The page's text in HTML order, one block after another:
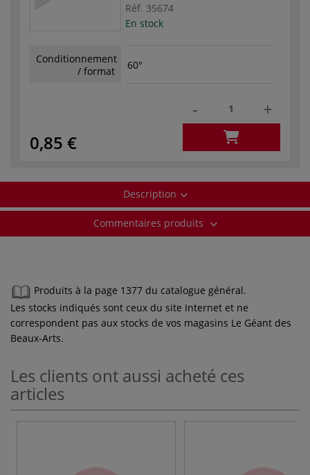
Réf. 35674
En stock
Conditionnement
/ format
60°
0,85 €
- +
Description
Commentaires produits
Produits à la page 1377 du catalogue général.
Les stocks indiqués sont ceux du site Internet et ne
correspondent pas aux stocks de vos magasins Le Géant des
Beaux-Arts.
Les clients ont aussi acheté ces
articles